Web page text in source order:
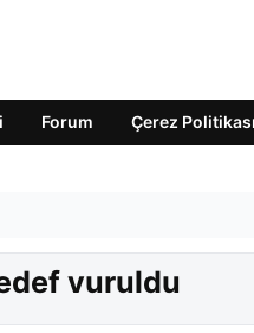
Forum Çerez Politikası
vuruldu